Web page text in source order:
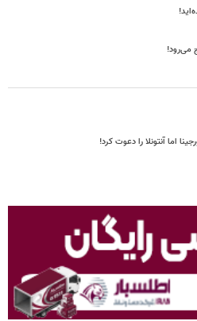
می‌رود!
اما آنتونلا را دعوت کرد!